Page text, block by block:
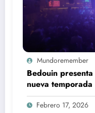
Mundoremember
Bedouin
nueva
Ibiza
Febrero 17, 2026